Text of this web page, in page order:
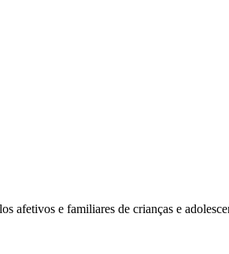
afetivos e familiares de crianças e